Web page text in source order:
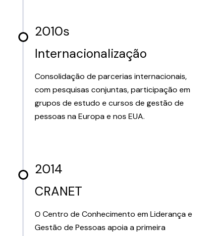
2010s
Internacionalização
Consolidação de parcerias internacionais,
com pesquisas conjuntas, participação em
grupos de estudo e cursos de gestão de
pessoas na Europa e nos EUA.
2014
CRANET
O Centro de Conhecimento em Liderança e
Gestão de Pessoas apoia a primeira